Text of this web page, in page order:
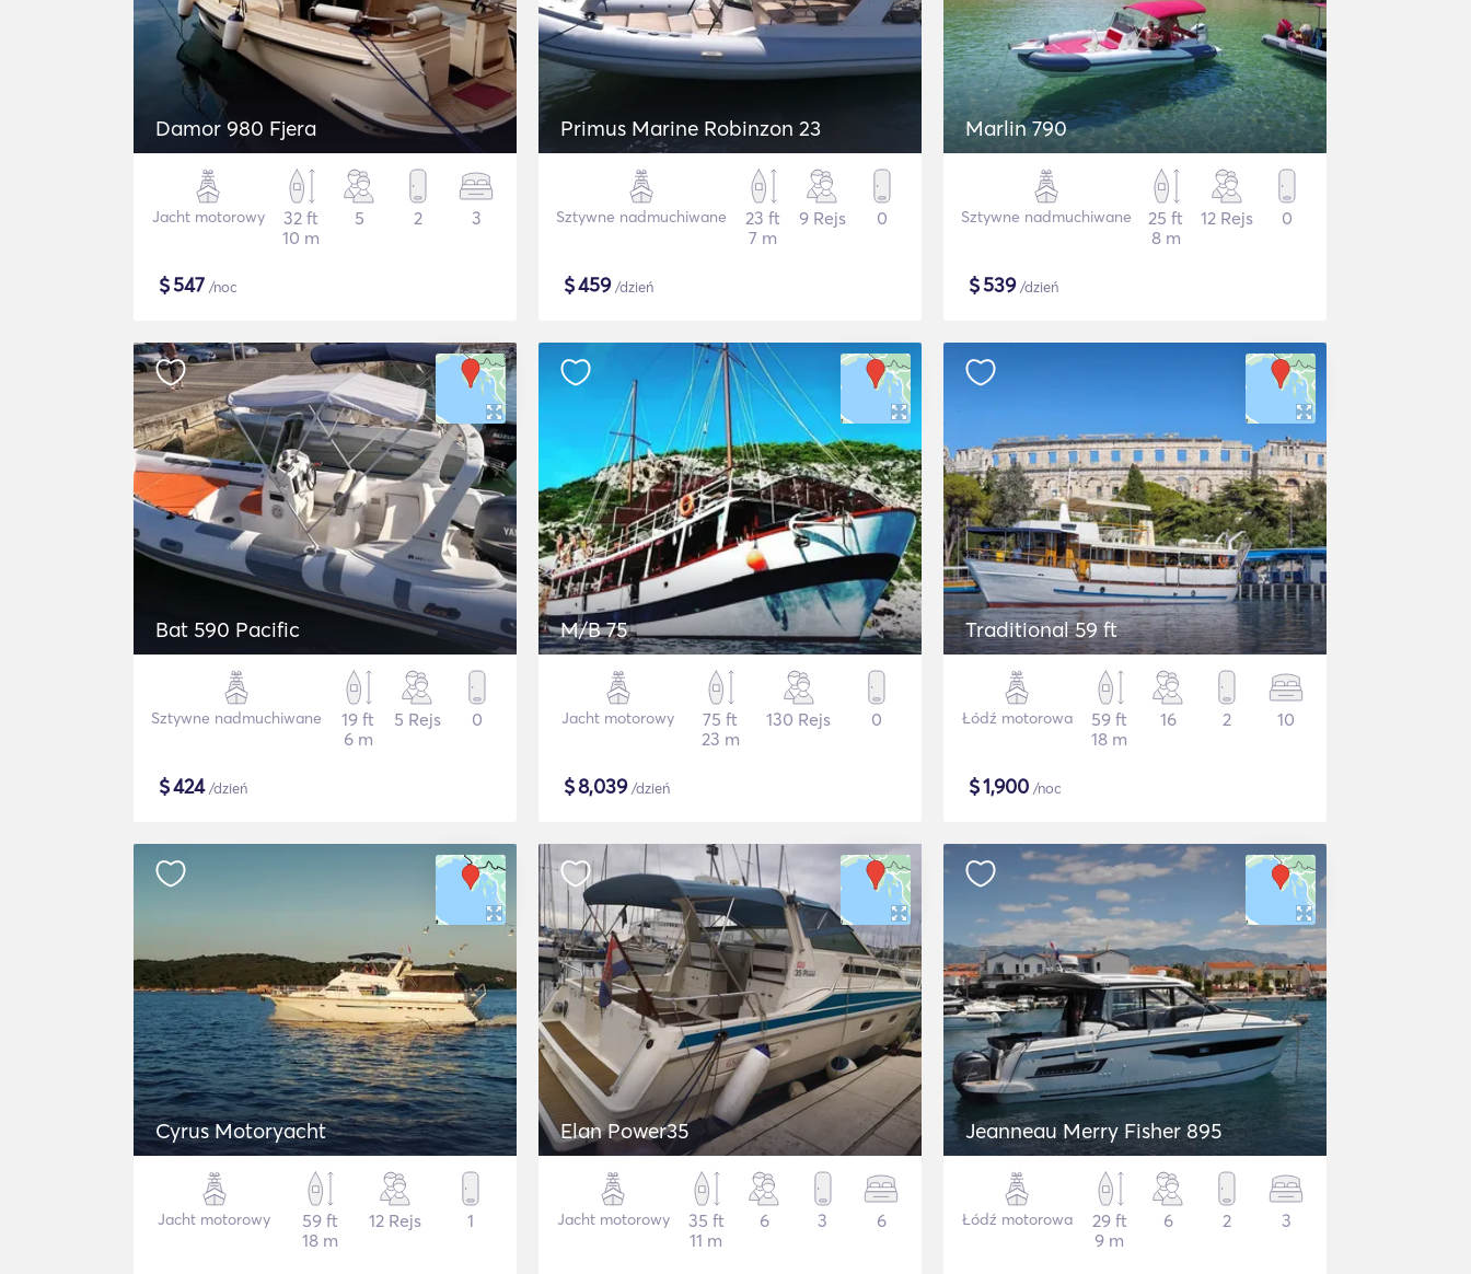
Damor 980 Fjera
Jacht motorowy
32 ft
10 m
5 2 3
$547 /noc
Primus Marine Robinzon 23
Sztywne nadmuchiwane
23 ft
7 m
9 Rejs 0
$459/dzień
Marlin 790
Sztywne nadmuchiwane
25 ft
8 m
12 Rejs 0
$539/dzień
Bat 590 Pacific
Sztywne nadmuchiwane
19 ft
6 m
5 Rejs 0
$424/dzień
M/B 75
Jacht motorowy
75 ft
23 m
130 Rejs 0
$8,039/dzień
Traditional 59 ft
Łódź motorowa
59 ft
18 m
16 2 10
$1,900 /noc
Cyrus Motoryacht
Jacht motorowy
59 ft
18 m
12 Rejs 1
Elan Power35
Jacht motorowy
35 ft
11 m
6 3 6
Jeanneau Merry Fisher 895
Łódź motorowa
29 ft
9 m
6 2 3